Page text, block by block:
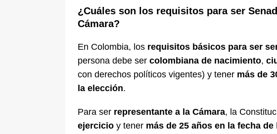
¿Cuáles son los requisitos para ser
Cámara?
En Colombia, los requisitos básicos para ser
persona debe ser colombiana de nacimiento,
con derechos políticos vigentes) y tener más de
la elección.
Para ser representante a la Cámara, la
ejercicio y tener más de 25 años en la fecha de